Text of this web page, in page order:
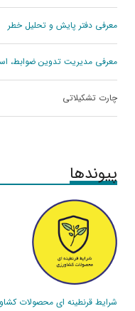
معرفی دفتر پايش و تحليل خطر
معرفی مديريت تدوين ضوابط،
چارت تشکیلاتی
پیوندها
شرایط قرنطینه ای محصولات